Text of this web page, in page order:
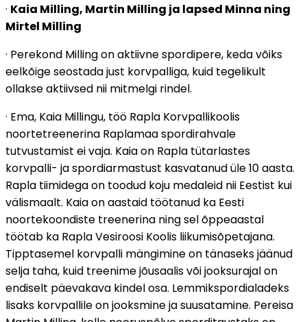
· Kaia Milling, Martin Milling ja lapsed Minna ning
Mirtel Milling
· Perekond Milling on aktiivne spordipere, keda võiks
eelkõige seostada just korvpalliga, kuid tegelikult
ollakse aktiivsed nii mitmelgi rindel.
· Ema, Kaia Millingu, töö Rapla Korvpallikoolis
noortetreenerina Raplamaa spordirahvale
tutvustamist ei vaja. Kaia on Rapla tütarlastes
korvpalli- ja spordiarmastust kasvatanud üle 10 aasta.
Rapla tiimidega on toodud koju medaleid nii Eestist kui
välismaalt. Kaia on aastaid töötanud ka Eesti
noortekoondiste treenerina ning sel õppeaastal
töötab ka Rapla Vesiroosi Koolis liikumisõpetajana.
Tipptasemel korvpalli mängimine on tänaseks jäänud
selja taha, kuid treenime jõusaalis või jooksurajal on
endiselt päevakava kindel osa. Lemmikspordialadeks
lisaks korvpallile on jooksmine ja suusatamine. Pereisa